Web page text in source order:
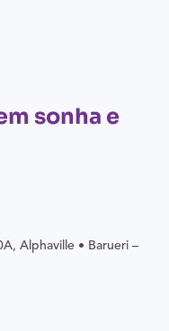
sonha e
Alphaville • Barueri –